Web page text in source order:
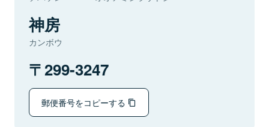
神房
カンボウ
299-3247
郵便番号をコピーする